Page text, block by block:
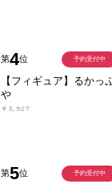
第4位
【フィギュア】るかっ
や
￥3,927
予約受付中
第5位 予約受付中